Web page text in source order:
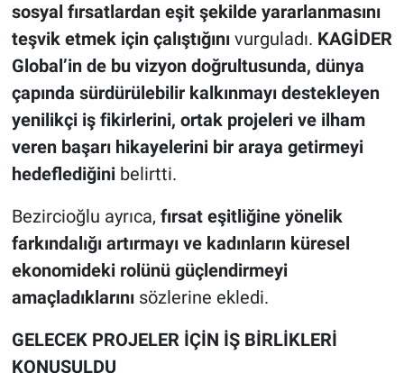
sosyal fırsatlardan eşit şekilde yararlanmasını
teşvik etmek için çalıştığını vurguladı. KAGİDER
Global’in de bu vizyon doğrultusunda, dünya
çapında sürdürülebilir kalkınmayı destekleyen
yenilikçi iş fikirlerini, ortak projeleri ve ilham
veren başarı hikayelerini bir araya getirmeyi
hedeflediğini belirtti.
Bezircioğlu ayrıca, fırsat eşitliğine yönelik
farkındalığı artırmayı ve kadınların küresel
ekonomideki rolünü güçlendirmeyi
amaçladıklarını sözlerine ekledi.
GELECEK PROJELER İÇİN İŞ BİRLİKLERİ
KONUŞULDU